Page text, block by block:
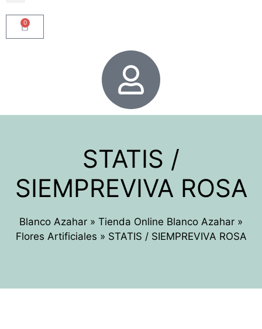
0
STATIS /
SIEMPREVIVA ROSA
Blanco Azahar » Tienda Online Blanco Azahar »
Flores Artificiales » STATIS / SIEMPREVIVA ROSA